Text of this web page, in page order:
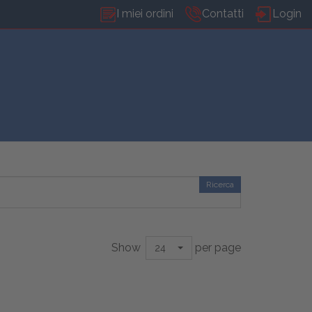
I miei ordini Contatti Login
Ricerca
Show 24 per page